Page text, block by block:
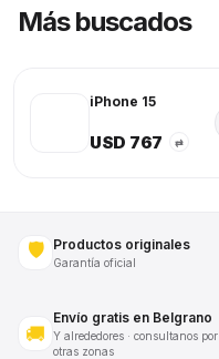
Más buscados
iPhone 15
USD 767 ⇄
🛡️ Productos originales
Garantía oficial
🚚
Envío gratis en Belgrano
Y alrededores · consultanos por
otras zonas